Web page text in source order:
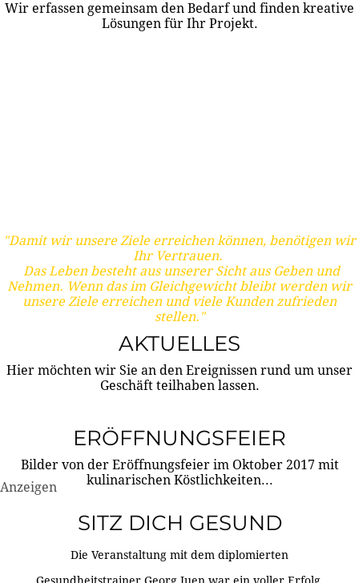
Wir erfassen gemeinsam den Bedarf und finden kreative
Lösungen für Ihr Projekt.
"Damit wir unsere Ziele erreichen können, benötigen wir
Ihr Vertrauen.
Das Leben besteht aus unserer Sicht aus Geben und
Nehmen. Wenn das im Gleichgewicht bleibt werden wir
unsere Ziele erreichen und viele Kunden zufrieden
stellen."
AKTUELLES
Hier möchten wir Sie an den Ereignissen rund um unser
Geschäft teilhaben lassen.
ERÖFFNUNGSFEIER
Bilder von der Eröffnungsfeier im Oktober 2017 mit
kulinarischen Köstlichkeiten...
Anzeigen
SITZ DICH GESUND
Die Veranstaltung mit dem diplomierten